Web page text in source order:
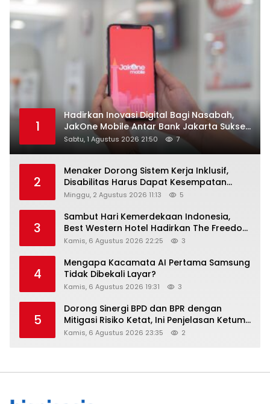
1
Hadirkan Inovasi Digital Bagi Nasabah,
JakOne Mobile Antar Bank Jakarta Sukses
Raih Digital Excellence Awards 2026
Sabtu, 1 Agustus 2026 21:50 7
2
Menaker Dorong Sistem Kerja Inklusif,
Disabilitas Harus Dapat Kesempatan
Setara
Minggu, 2 Agustus 2026 11:13 5
3
Sambut Hari Kemerdekaan Indonesia,
Best Western Hotel Hadirkan The Freedom
Stay Diskon Hingga 45%
Kamis, 6 Agustus 2026 22:25 3
4
Mengapa Kacamata AI Pertama Samsung
Tidak Dibekali Layar?
Kamis, 6 Agustus 2026 19:31 3
5
Dorong Sinergi BPD dan BPR dengan
Mitigasi Risiko Ketat, Ini Penjelasan Ketum
Asbanda
Kamis, 6 Agustus 2026 23:35 2